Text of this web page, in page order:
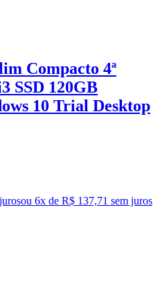
Compacto 4ª
SSD 120GB
10 Trial Desktop
ou 6x de R$ 137,71 sem juros